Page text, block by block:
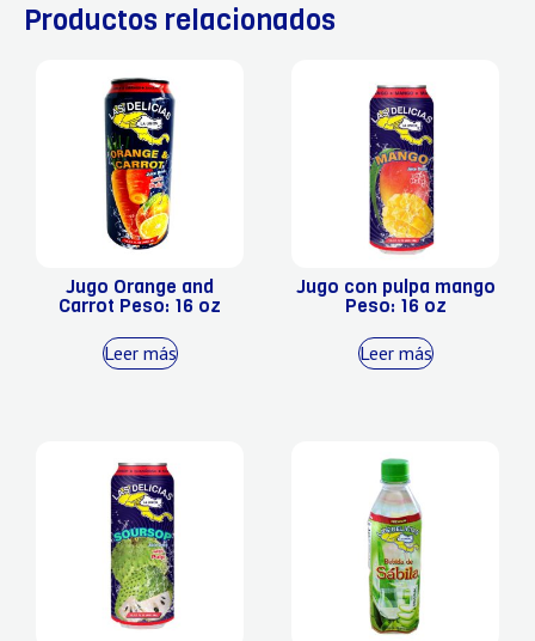
Productos relacionados
Jugo Orange and
Carrot Peso: 16 oz
Leer más
Jugo con pulpa mango
Peso: 16 oz
Leer más